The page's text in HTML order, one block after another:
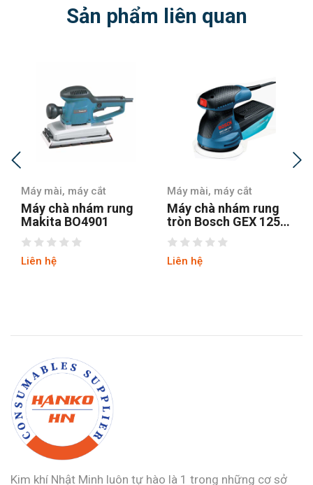
Sản phẩm liên quan
Máy mài, máy cắt
Máy chà nhám rung
Makita BO4901
Liên hệ
Máy mài, máy cắt
Máy chà nhám rung
tròn Bosch GEX 125-1
AE
Liên hệ
Kim khí Nhật Minh luôn tự hào là 1 trong những cơ sở